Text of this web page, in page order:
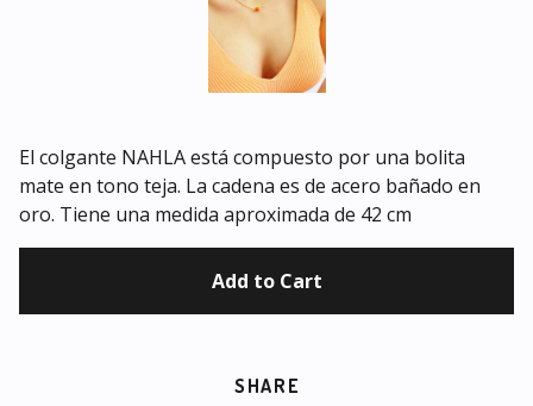
El colgante NAHLA está compuesto por una bolita
mate en tono teja. La cadena es de acero bañado en
oro. Tiene una medida aproximada de 42 cm
Add to Cart
SHARE